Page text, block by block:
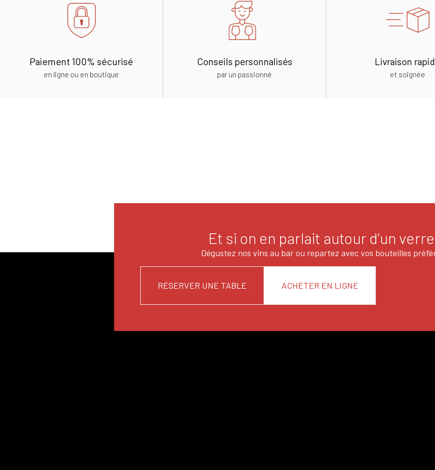
Paiement 100% sécurisé
en ligne ou en boutique
Conseils personnalisés
par un passionné
Livraison
et soignée
Et si on en parlait autour d’un
Dégustez nos vins au bar ou repartez avec vos bouteilles
RÉSERVER UNE TABLE ACHETER EN LIGNE